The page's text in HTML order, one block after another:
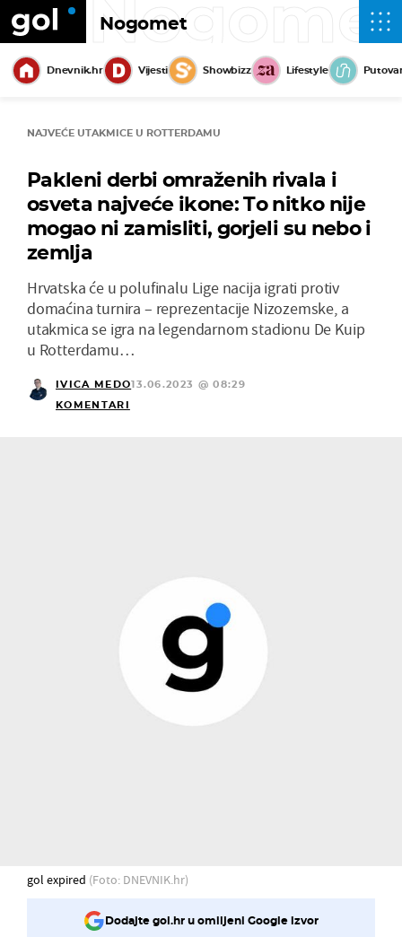
Nogomet
Dnevnik.hr Vijesti Showbizz Lifestyle
NAJVEĆE UTAKMICE U ROTTERDAMU
Pakleni derbi omraženih rivala i
osveta najveće ikone: To nitko nije
mogao ni zamisliti, gorjeli su nebo i
zemlja
Hrvatska će u polufinalu Lige nacija igrati protiv
domaćina turnira – reprezentacije Nizozemske, a
utakmica se igra na legendarnom stadionu De Kuip
u Rotterdamu…
IVICA MEDO13.06.2023 @ 08:29
KOMENTARI
gol expired (Foto: DNEVNIK.hr)
Dodajte gol.hr u omiljeni Google izvor